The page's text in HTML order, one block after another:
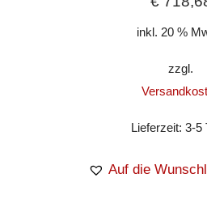
inkl. 20 %
zzgl.
Lieferzeit:3-5
Auf die